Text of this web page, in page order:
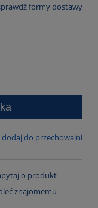
formy dostawy
dodaj do przechowalni
o produkt
znajomemu